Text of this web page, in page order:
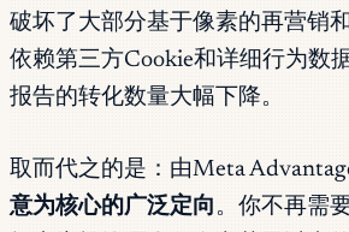
破坏了大部分基于像素的再营销
依赖第三方Cookie和详细行为数
报告的转化数量大幅下降。
取而代之的是：由Meta
意为核心的广泛定向。你不再需